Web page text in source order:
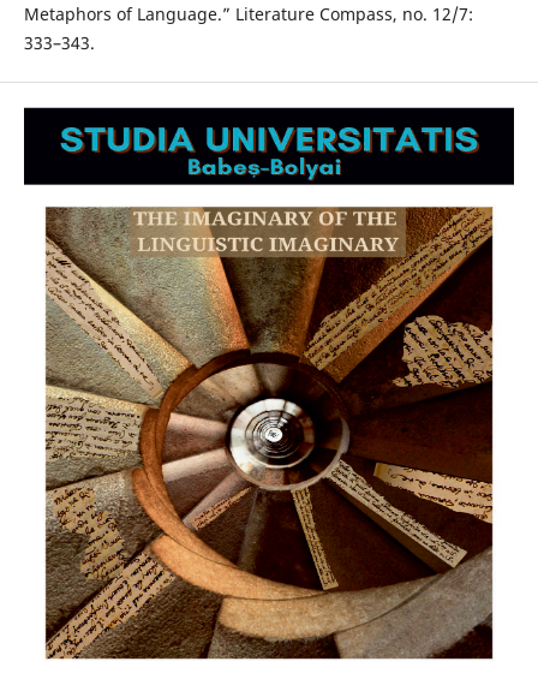
Metaphors of Language.” Literature Compass, no. 12/7:
333–343.